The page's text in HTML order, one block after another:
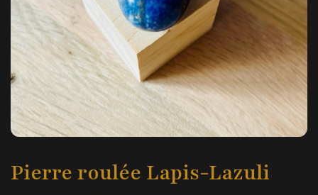
Pierre roulée Lapis-Lazuli